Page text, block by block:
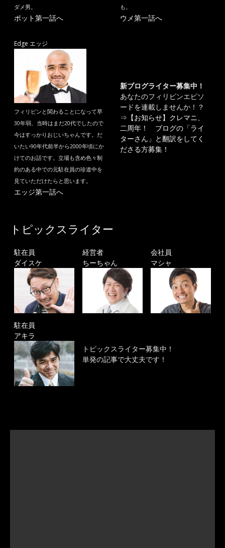
ダメ男。
ポット第一話へ
も。
ウメ第一話へ
Edge エッジ
フィリピンと関わることになって早
30年弱、当時はまだ20代でしたので
今はすっかりおじいちゃんです。だ
いたい90年代前半から2000年頃にか
けてのお話です。立場も含め色々制
約のある中での元駐在員の珍道中を
見ていただけたらと思います。
エッジ第一話へ
新ブログライター募集中！
あなたのフィリピンエピソ
ードを連載しませんか！？
⇒ 【お知らせ】クレマニ、
二周年！ ブログの「ライ
ターさん」と翻訳をしてく
ださる方募集！
トピックスライター
駐在員
ダイスケ
経営者
ちーちゃん
会社員
マシャ
駐在員
アキラ
トピックスライター募集中！
単発の記事で大丈夫です！